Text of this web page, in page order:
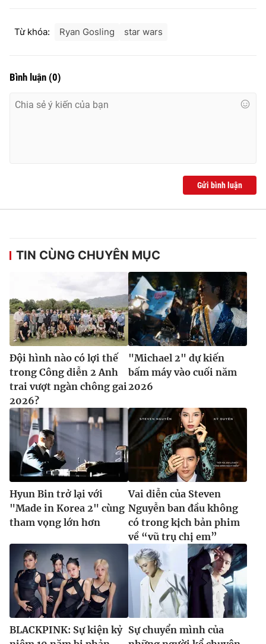
Từ khóa: Ryan Gosling star wars
Bình luận (0)
Gửi bình luận
TIN CÙNG CHUYÊN MỤC
Đội hình nào có lợi thế
trong Công diễn 2 Anh
trai vượt ngàn chông gai
2026?
"Michael 2" dự kiến
bấm máy vào cuối năm
2026
Hyun Bin trở lại với
"Made in Korea 2" cùng
tham vọng lớn hơn
Vai diễn của Steven
Nguyễn ban đầu không
có trong kịch bản phim
về “vũ trụ chị em”
BLACKPINK: Sự kiện kỷ Sự chuyển mình của